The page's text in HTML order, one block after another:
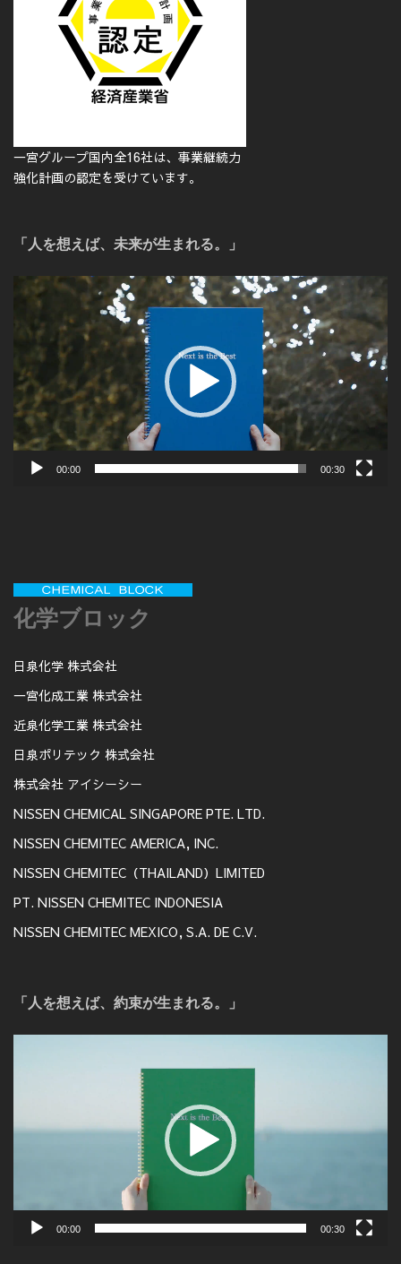
一宮グループ国内全16社は、事業継続力
強化計画の認定を受けています。
「人を想えば、未来が生まれる。」
ー
ヤ
ー
00:00 00:30
化学ブロック
日泉化学 株式会社
一宮化成工業 株式会社
近泉化学工業 株式会社
日泉ポリテック 株式会社
株式会社 アイシーシー
NISSEN CHEMICAL SINGAPORE PTE. LTD.
NISSEN CHEMITEC AMERICA, INC.
NISSEN CHEMITEC（THAILAND）LIMITED
PT. NISSEN CHEMITEC INDONESIA
NISSEN CHEMITEC MEXICO, S.A. DE C.V.
「人を想えば、約束が生まれる。」
ー
00:00 00:30